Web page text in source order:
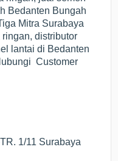
Bedanten Bungah
Mitra Surabaya
distributor
lantai di Bedanten
Customer
1/11 Surabaya